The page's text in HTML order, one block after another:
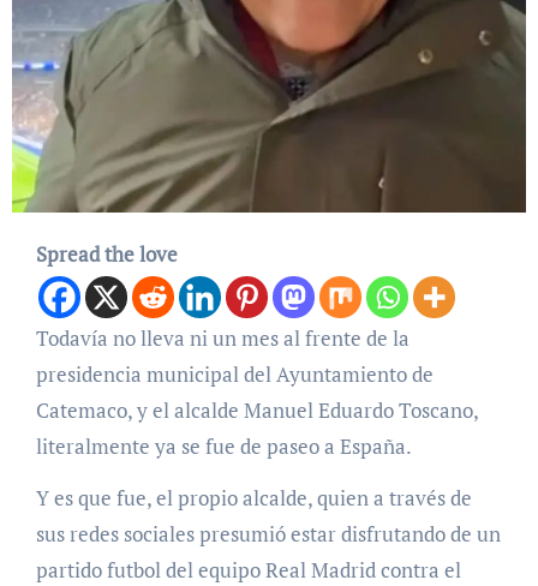
Spread the love
Todavía no lleva ni un mes al frente de la
presidencia municipal del Ayuntamiento de
Catemaco, y el alcalde Manuel Eduardo Toscano,
literalmente ya se fue de paseo a España.
Y es que fue, el propio alcalde, quien a través de
sus redes sociales presumió estar disfrutando de un
partido futbol del equipo Real Madrid contra el